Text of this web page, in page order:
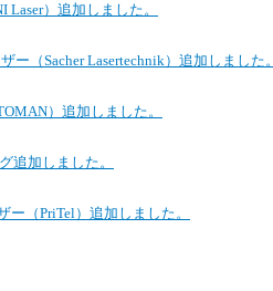
）追加しました。
（Sacher Lasertechnik）追加しました。
）追加しました。
追加しました。
（PriTel）追加しました。